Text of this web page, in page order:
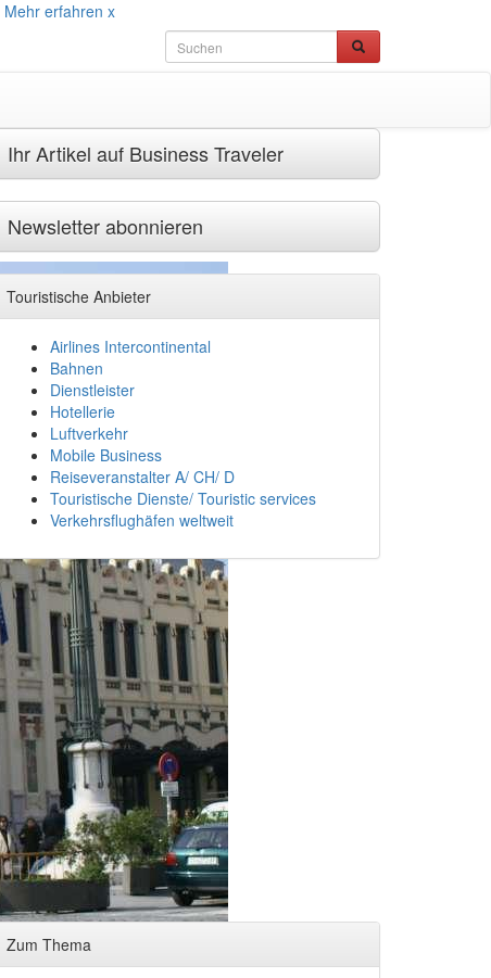
Mehr erfahren x
Ihr Artikel auf Business Traveler
Newsletter abonnieren
Touristische Anbieter
Airlines Intercontinental
Bahnen
Dienstleister
Hotellerie
Luftverkehr
Mobile Business
Reiseveranstalter A/ CH/ D
Touristische Dienste/ Touristic services
Verkehrsflughäfen weltweit
Zum Thema